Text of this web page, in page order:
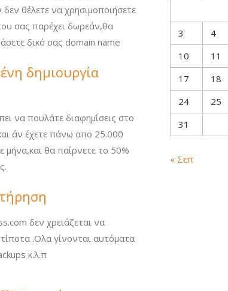
θέλετε να χρησιμοποιήσετε
σας παρέχει δωρεάν,θα
δικό σας domain name
δημιουργία
να πουλάτε διαφημίσεις στο
άν έχετε πάνω απο 25.000
μήνα,και θα παίρνετε το 50%
δεν χρειάζεται να
τίποτα .Ολα γίνονται αυτόματα
κ.λ.π
3
4
10
11
17
18
24
25
31
« Σεπ